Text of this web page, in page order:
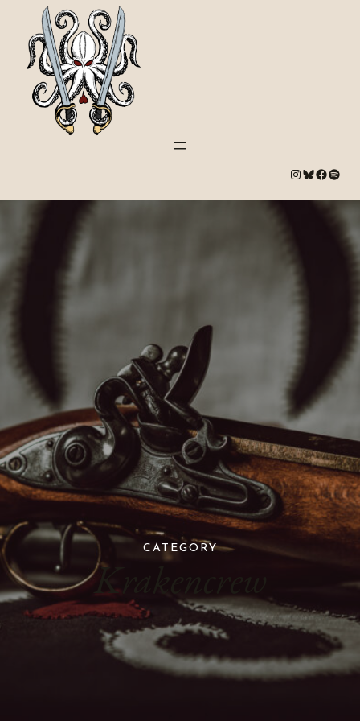
# Bluesky # Spotify
CATEGORY
Krakencrew